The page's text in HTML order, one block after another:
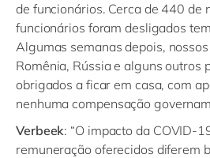
de funcionários. Cerca de 440 de
funcionários foram desligados
Algumas semanas depois,
Romênia, Rússia e alguns outros
obrigados a ficar em casa, com
nenhuma compensação
Verbeek: “O impacto da COVID-
remuneração oferecidos diferem